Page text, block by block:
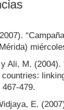
Ali, M.
countries:
479.
E.